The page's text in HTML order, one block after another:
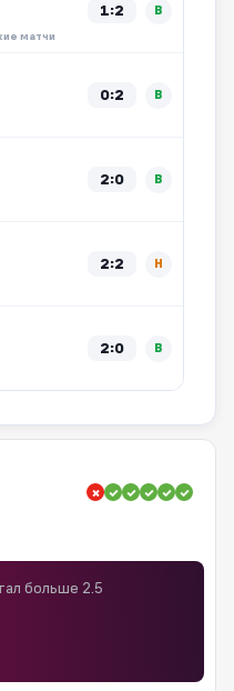
матчи
1:2 В
0:2 В
2:0 В
2:2 Н
2:0 В
больше 2.5